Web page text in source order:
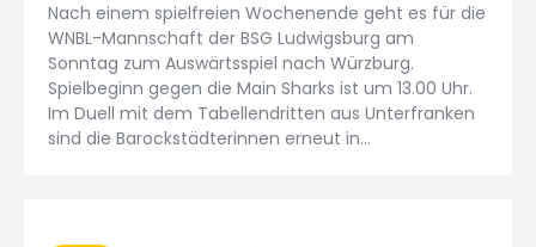
Nach einem spielfreien Wochenende geht es für die
WNBL-Mannschaft der BSG Ludwigsburg am
Sonntag zum Auswärtsspiel nach Würzburg.
Spielbeginn gegen die Main Sharks ist um 13.00 Uhr.
Im Duell mit dem Tabellendritten aus Unterfranken
sind die Barockstädterinnen erneut in…